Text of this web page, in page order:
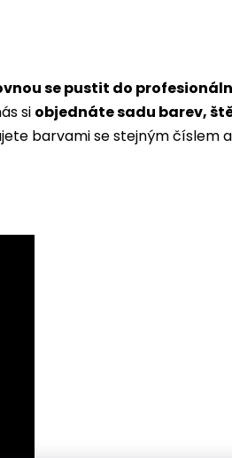
se pustit do
si objednáte sadu barev,
barvami se stejným číslem